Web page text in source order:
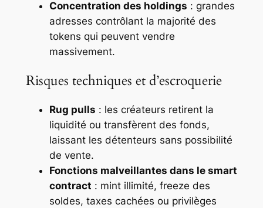
Concentration des holdings : grandes
adresses contrôlant la majorité des
tokens qui peuvent vendre
massivement.
Risques techniques et d’escroquerie
Rug pulls : les créateurs retirent la
liquidité ou transfèrent des fonds,
laissant les détenteurs sans possibilité
de vente.
Fonctions malveillantes dans le smart
contract : mint illimité, freeze des
soldes, taxes cachées ou privilèges